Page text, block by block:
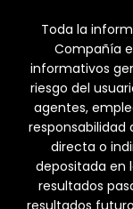
Toda la
Compañía
informativos
riesgo del
agentes,
responsabilidad
directa o
depositada en
resultados
resultados